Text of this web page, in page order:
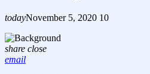
todayNovember 5, 2020 10
share close
email